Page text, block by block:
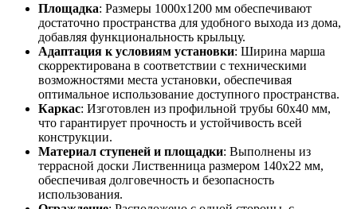
Площадка: Размеры 1000х1200 мм обеспечивают
достаточно пространства для удобного выхода из дома,
добавляя функциональность крыльцу.
Адаптация к условиям установки: Ширина марша
скорректирована в соответствии с техническими
возможностями места установки, обеспечивая
оптимальное использование доступного пространства.
Каркас: Изготовлен из профильной трубы 60х40 мм,
что гарантирует прочность и устойчивость всей
конструкции.
Материал ступеней и площадки: Выполнены из
террасной доски Лиственница размером 140х22 мм,
обеспечивая долговечность и безопасность
использования.